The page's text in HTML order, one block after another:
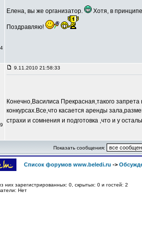
Елена, вы же организатор. Хотя, в
Поздравляю!
9.11.2010 21:58:33
Конечно,Василиса Прекрасная,такого
конкурсах.Все,что касается аренды
страхи и сомнения и подготовка ,что и у
Показать сообщения:
Список форумов www.beledi.ru ->
них зарегистрированных: 0, скрытых: 0 и гостей: 2
Нет